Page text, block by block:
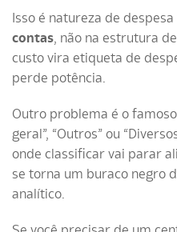
Isso é natureza de
contas , não na estrutura
custo vira etiqueta de
perde potência.
Outro problema é o
geral”, “Outros” ou
onde classificar vai parar
se torna um buraco negro
analítico.